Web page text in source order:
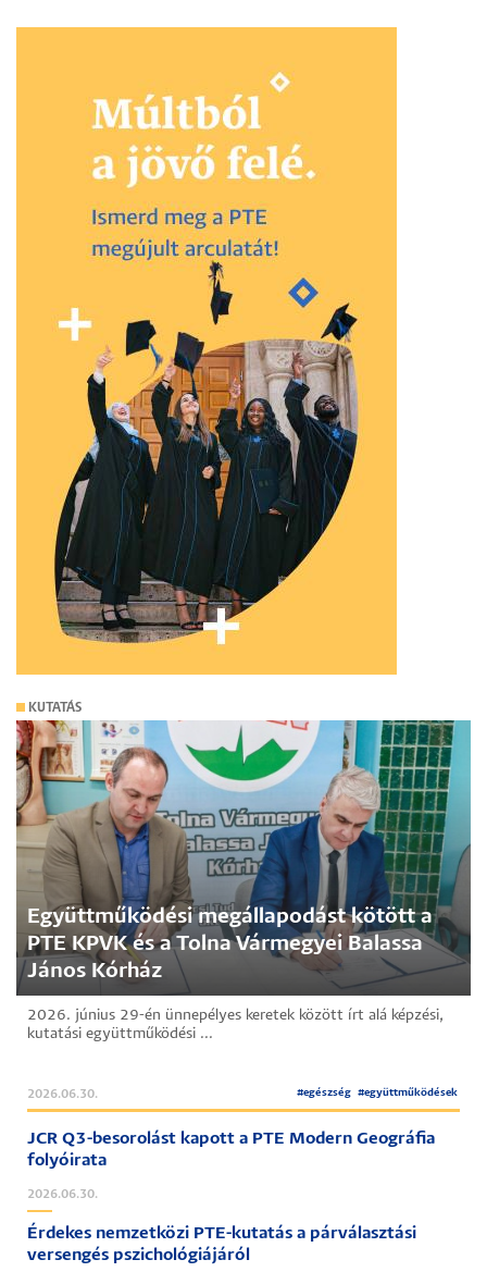
KUTATÁS
Együttműködési megállapodást kötött a
PTE KPVK és a Tolna Vármegyei Balassa
János Kórház
2026. június 29-én ünnepélyes keretek között írt alá képzési,
kutatási együttműködési ...
2026.06.30. #egészség #együttműködések
JCR Q3-besorolást kapott a PTE Modern Geográfia
folyóirata
2026.06.30.
Érdekes nemzetközi PTE-kutatás a párválasztási
versengés pszichológiájáról